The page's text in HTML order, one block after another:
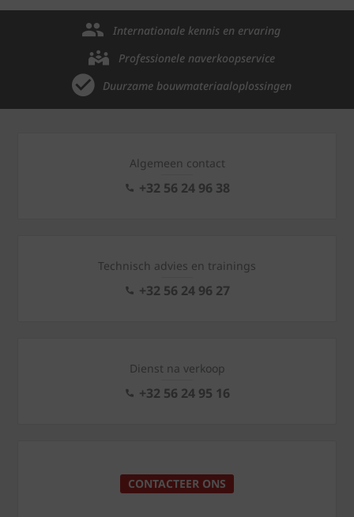
Internationale kennis en ervaring
Professionele naverkoopservice
Duurzame bouwmateriaaloplossingen
Algemeen contact
+32 56 24 96 38
Technisch advies en trainings
+32 56 24 96 27
Dienst na verkoop
+32 56 24 95 16
CONTACTEER ONS